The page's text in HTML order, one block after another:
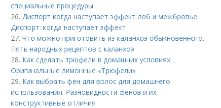
специальные процедуры
26. Диспорт когда наступает эффект лоб и межбровье.
Диспорт: когда наступает эффект
27.Что можно приготовить из каланхоэ обыкновенного.
Пять народных рецептов с каланхоэ
28. Как сделать трюфели в домашних условиях.
Оригинальные лимонные «Трюфели»
29. Как выбрать фен для волос для домашнего
использования. Разновидности фенов и их
конструктивные отличия